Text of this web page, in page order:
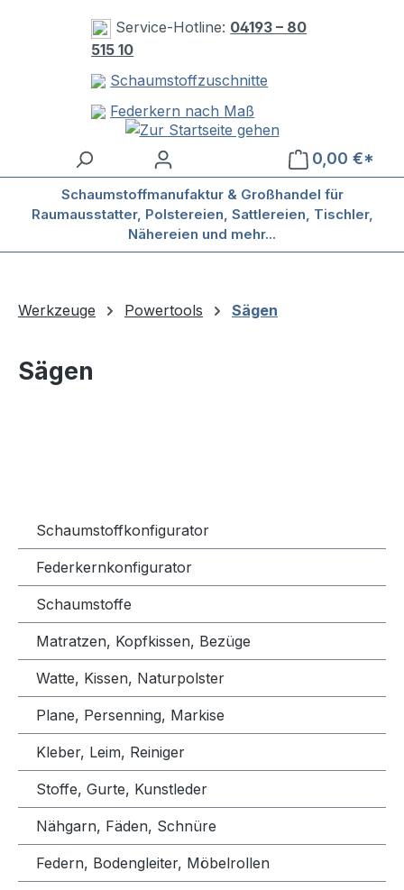
Zum Hauptinhalt springen
Service-Hotline: 04193 – 80
515 10
Schaumstoffzuschnitte
Federkern nach Maß
0,00 €*
Schaumstoffmanufaktur & Großhandel für
Raumausstatter, Polstereien, Sattlereien, Tischler,
Nähereien und mehr...
Werkzeuge Powertools Sägen
Sägen
Schaumstoffkonfigurator
Federkernkonfigurator
Schaumstoffe
Matratzen, Kopfkissen, Bezüge
Watte, Kissen, Naturpolster
Plane, Persenning, Markise
Kleber, Leim, Reiniger
Stoffe, Gurte, Kunstleder
Nähgarn, Fäden, Schnüre
Federn, Bodengleiter, Möbelrollen